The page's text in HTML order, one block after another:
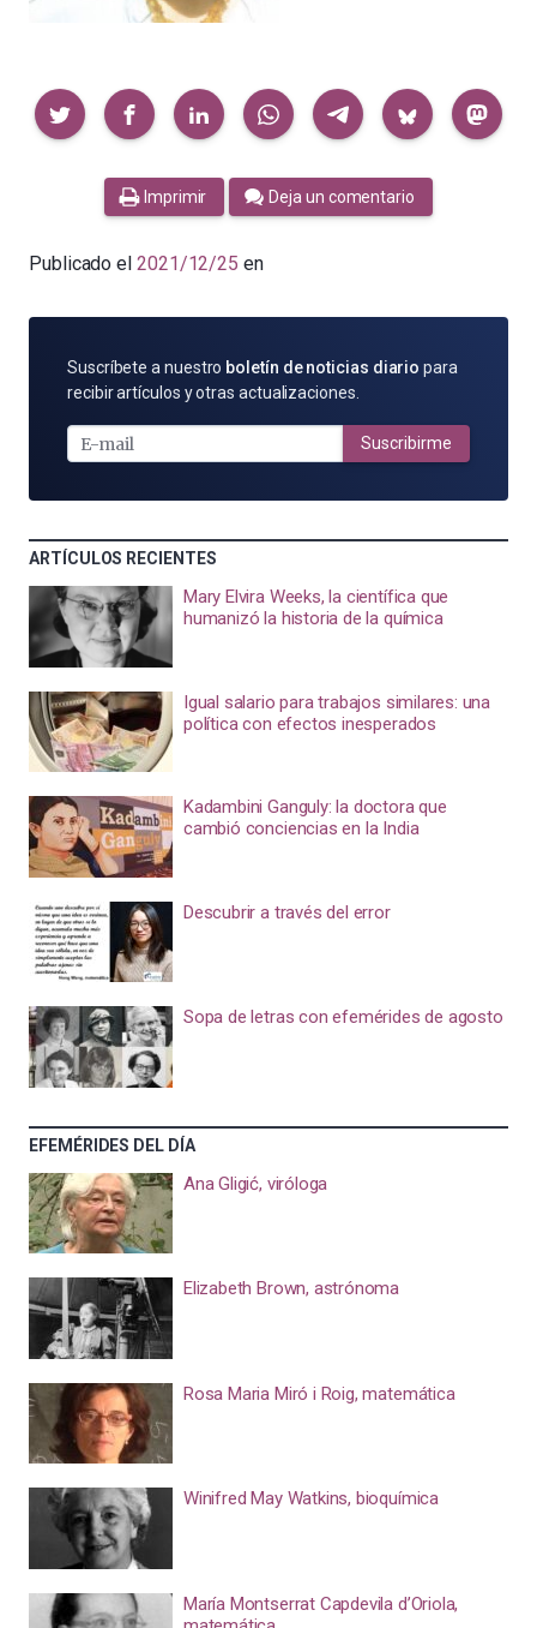
Compartir
Imprimir Deja un comentario
Publicado el 2021/12/25 en
SUSCRÍBETE
POR
MAIL
Suscríbete a nuestro boletín de noticias diario para
recibir artículos y otras actualizaciones.
Suscribirme
ARTÍCULOS RECIENTES
Mary Elvira Weeks, la científica que
humanizó la historia de la química
Igual salario para trabajos similares: una
política con efectos inesperados
Kadambini Ganguly: la doctora que
cambió conciencias en la India
Descubrir a través del error
Sopa de letras con efemérides de agosto
EFEMÉRIDES DEL DÍA
Ana Gligić, viróloga
Elizabeth Brown, astrónoma
Rosa Maria Miró i Roig, matemática
Winifred May Watkins, bioquímica
María Montserrat Capdevila d’Oriola,